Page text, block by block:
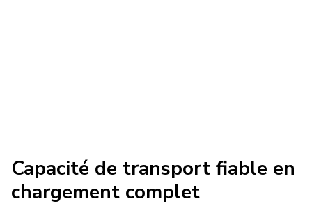
Capacité de transport fiable en
chargement complet